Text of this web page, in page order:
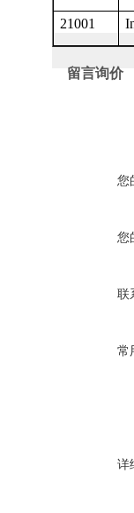
21001
留言询价
您
您
联
常
详